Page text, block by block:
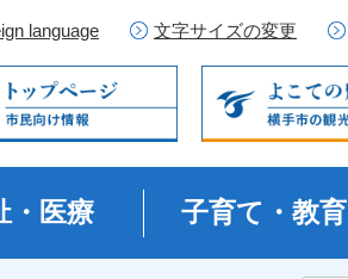
language 文字サイズの変更
・医療 子育て・教育